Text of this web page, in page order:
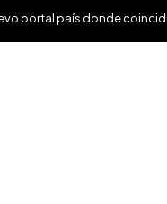
portal país donde